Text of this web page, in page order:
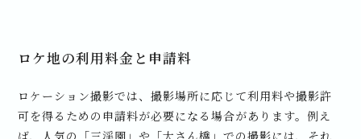
ロケ地の利用料金と申請料
ロケーション撮影では、撮影場所に応じて利用料や撮影許
可を得るための申請料が必要になる場合があります。例え
ば、人気の「三渓園」や「大さん橋」での撮影には、それ